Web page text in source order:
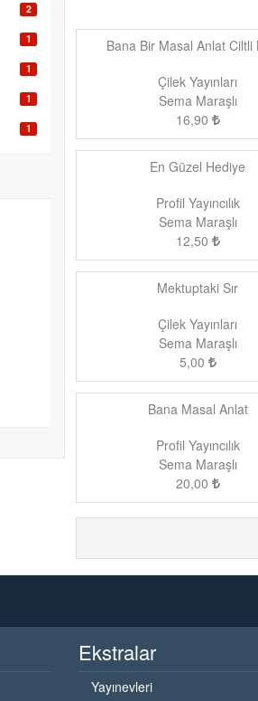
2
1
1
1
1
Bana Bir Masal Anlat Ciltli
Çilek Yayınları
Sema Maraşlı
16,90
En Güzel Hediye
Profil Yayıncılık
Sema Maraşlı
12,50
Mektuptaki Sır
Çilek Yayınları
Sema Maraşlı
5,00
Bana Masal Anlat
Profil Yayıncılık
Sema Maraşlı
20,00
Ekstralar
Yayınevleri